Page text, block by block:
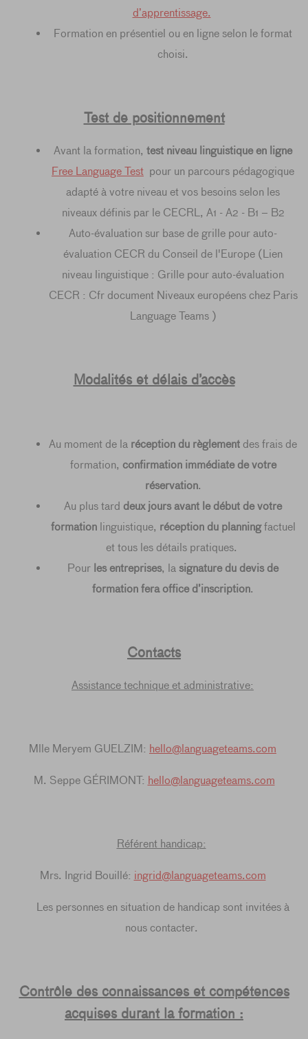
d’apprentissage.
Formation en présentiel ou en ligne selon le format
choisi.
Test de positionnement
Avant la formation, test niveau linguistique en ligne
Free Language Test pour un parcours pédagogique
adapté à votre niveau et vos besoins selon les
niveaux définis par le CECRL, A1 - A2 - B1 – B2
Auto-évaluation sur base de grille pour auto-
évaluation CECR du Conseil de l'Europe (Lien
niveau linguistique : Grille pour auto-évaluation
CECR : Cfr document Niveaux européens chez Paris
Language Teams )
Modalités et délais d’accès
Au moment de la réception du règlement des frais de
formation, confirmation immédiate de votre
réservation.
Au plus tard deux jours avant le début de votre
formationlinguistique, réception du planningfactuel
et tous les détails pratiques.
Pour les entreprises, la signature du devis de
formation fera office d’inscription.
Contacts
Assistance technique et administrative:
Mlle Meryem GUELZIM: hello@languageteams.com
M. Seppe GÉRIMONT: hello@languageteams.com
Référent handicap:
Mrs. Ingrid Bouillé: ingrid@languageteams.com
Les personnes en situation de handicap sont invitées à
nous contacter.
Contrôle des connaissances et compétences
acquises durant la formation :